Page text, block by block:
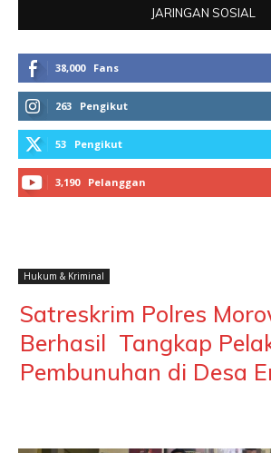
JARINGAN SOSIAL
38,000 Fans
263 Pengikut
53 Pengikut
3,190 Pelanggan